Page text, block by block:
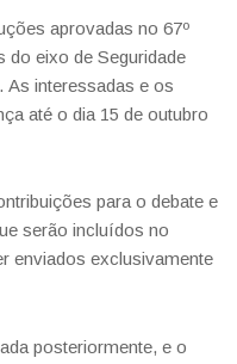
aprovadas no 67º
do eixo de Seguridade
As interessadas e os
até o dia 15 de outubro
para o debate e
serão incluídos no
enviados exclusivamente
posteriormente, e o